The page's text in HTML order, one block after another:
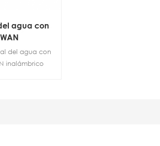
agua con
del agua con
inalámbrico